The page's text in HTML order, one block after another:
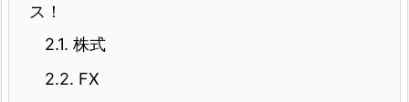
ス！
2.1. 株式
2.2. FX